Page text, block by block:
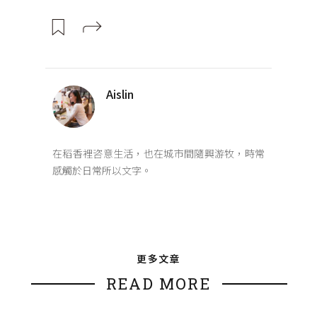
Aislin
在稻香裡咨意生活，也在城市間隨興游牧，時常
感觸於日常所以文字。
更多文章
READ MORE